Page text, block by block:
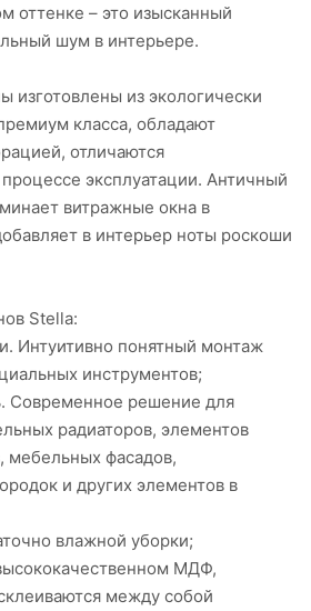
оттенке – это изысканный
шум в интерьере.
изготовлены из экологически
класса, обладают
отличаются
эксплуатации. Античный
витражные окна в
в интерьер ноты роскоши
Stella:
Интуитивно понятный монтаж
инструментов;
Современное решение для
радиаторов, элементов
мебельных фасадов,
и других элементов в
влажной уборки;
МДФ,
между собой